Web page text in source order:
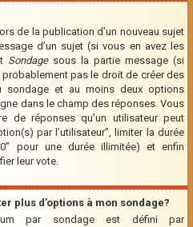
de la publication d’un nouveau sujet
d’un sujet (si vous en avez les
Sondagesous la partie message (si
probablement pas le droit de créer des
sondage et au moins deux options
dans le champ des réponses. Vous
de réponses qu’un utilisateur peut
par l’utilisateur”, limiter la durée
pour une durée illimitée) et enfin
leur vote.
plus d’options à mon sondage?
par sondage est défini par